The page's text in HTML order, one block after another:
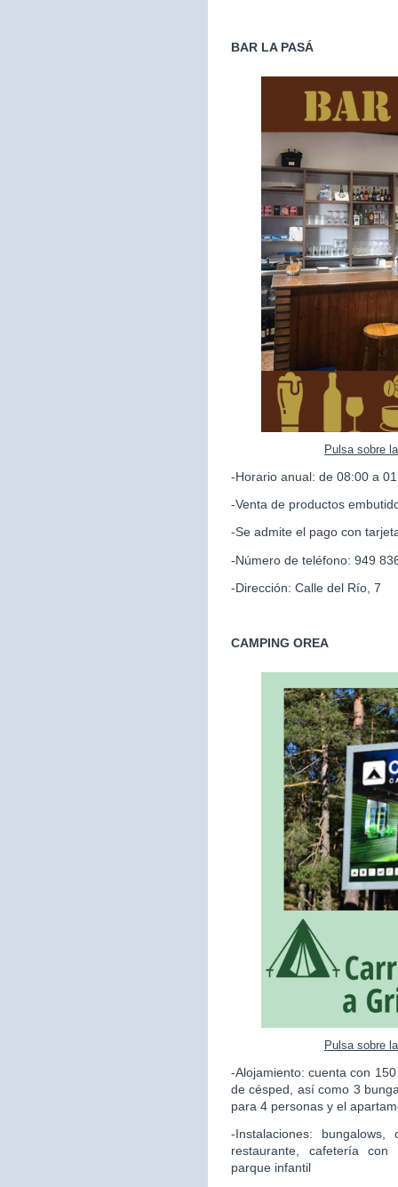
BAR LA PASÁ
Pulsa sobre
-Horario anual: de 08:00 a
-Venta de productos
-Se admite el pago con
-Número de teléfono: 949
-Dirección: Calle del Río, 7
CAMPING OREA
Pulsa sobre
-Alojamiento: cuenta con
de césped, así como 3
para 4 personas y el
-Instalaciones:
restaurante, cafetería
parque infantil